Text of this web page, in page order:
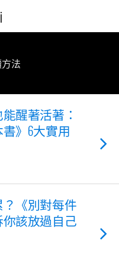
法
醒著活著：
書》6大實用
《別對每件
該放過自己